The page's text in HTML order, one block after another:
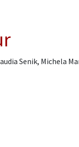
Senik, Michela